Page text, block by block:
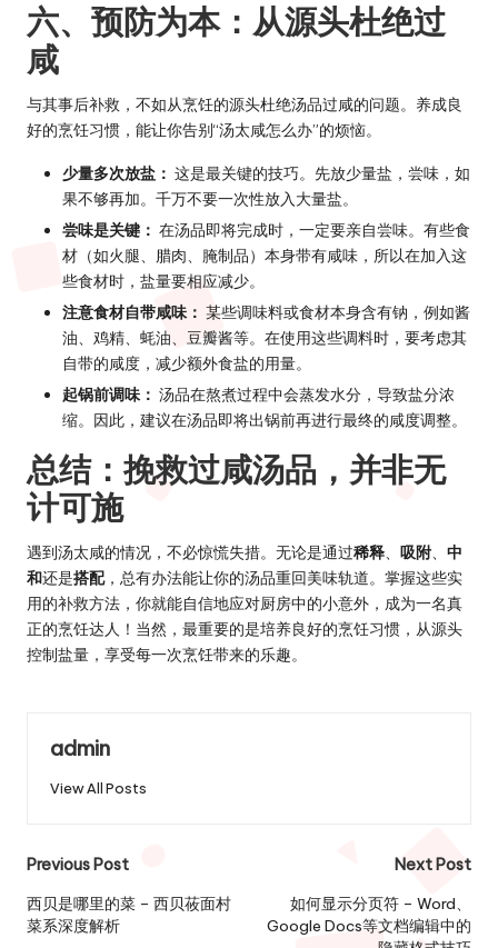
六、预防为本：从源头杜绝过
咸
与其事后补救，不如从烹饪的源头杜绝汤品过咸的问题。养成良
好的烹饪习惯，能让你告别“汤太咸怎么办”的烦恼。
少量多次放盐： 这是最关键的技巧。先放少量盐，尝味，如
果不够再加。千万不要一次性放入大量盐。
尝味是关键： 在汤品即将完成时，一定要亲自尝味。有些食
材（如火腿、腊肉、腌制品）本身带有咸味，所以在加入这
些食材时，盐量要相应减少。
注意食材自带咸味： 某些调味料或食材本身含有钠，例如酱
油、鸡精、蚝油、豆瓣酱等。在使用这些调料时，要考虑其
自带的咸度，减少额外食盐的用量。
起锅前调味： 汤品在熬煮过程中会蒸发水分，导致盐分浓
缩。因此，建议在汤品即将出锅前再进行最终的咸度调整。
总结：挽救过咸汤品，并非无
计可施
遇到汤太咸的情况，不必惊慌失措。无论是通过稀释、 吸附、 中
和还是搭配，总有办法能让你的汤品重回美味轨道。掌握这些实
用的补救方法，你就能自信地应对厨房中的小意外，成为一名真
正的烹饪达人！当然，最重要的是培养良好的烹饪习惯，从源头
控制盐量，享受每一次烹饪带来的乐趣。
admin
View All Posts
Post
navigation
Previous Post
西贝是哪里的菜 – 西贝莜面村
菜系深度解析
Next Post
如何显示分页符 – Word、
Google Docs等文档编辑中的